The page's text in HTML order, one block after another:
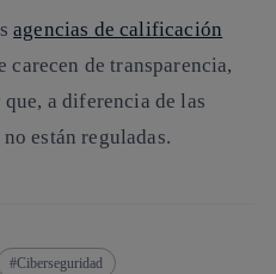
agencias de calificación
carecen de transparencia,
a diferencia de las
están reguladas.
Ciberseguridad